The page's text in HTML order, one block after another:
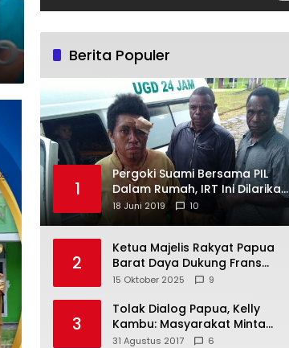
Berita Populer
1
Pergoki Suami Bersama PIL
Dalam Rumah, IRT Ini Dilarikan
ke RS
18 Juni 2019 10
2
Ketua Majelis Rakyat Papua
Barat Daya Dukung Frans
Pigome Sebagai Presidir PT
15 Oktober 2025 9
3
Tolak Dialog Papua, Kelly
Kambu: Masyarakat Minta
Pemekaran
31 Agustus 2017 6